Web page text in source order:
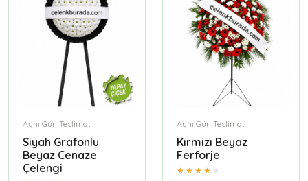
Aynı Gün Teslimat
Siyah Grafonlu
Beyaz Cenaze
Çelengi
Aynı Gün Teslimat
Kırmızı Beyaz
Ferforje